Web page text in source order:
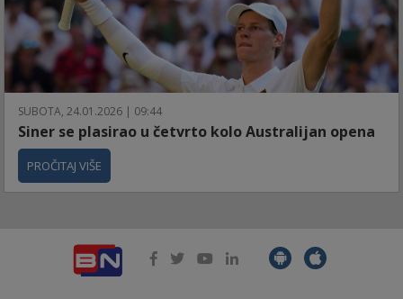
SUBOTA, 24.01.2026 | 09:44
Siner se plasirao u četvrto kolo Australijan opena
PROČITAJ VIŠE